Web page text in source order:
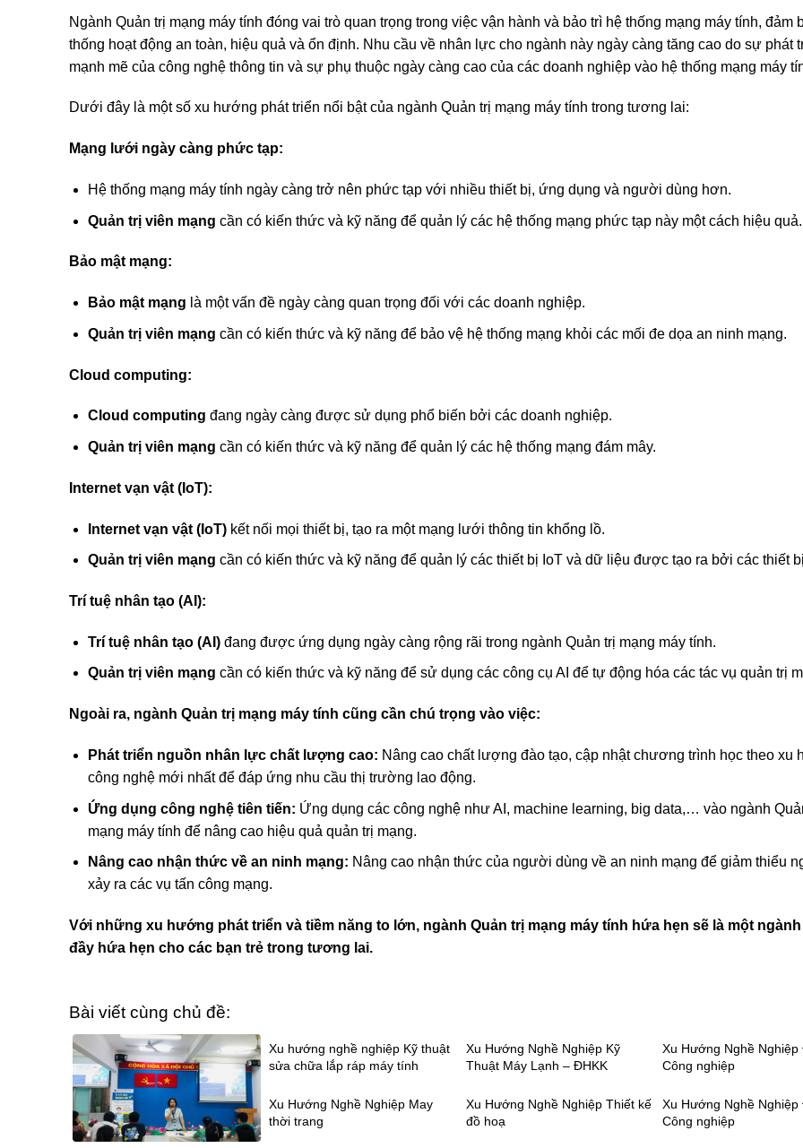
Ngành Quản trị mạng máy tính đóng vai trò quan trọng trong việc vận hành và bảo trì hệ thống mạng máy tính, đảm
thống hoạt động an toàn, hiệu quả và ổn định. Nhu cầu về nhân lực cho ngành này ngày càng tăng cao do sự phát
mạnh mẽ của công nghệ thông tin và sự phụ thuộc ngày càng cao của các doanh nghiệp vào hệ thống mạng máy
Dưới đây là một số xu hướng phát triển nổi bật của ngành Quản trị mạng máy tính trong tương lai:
Mạng lưới ngày càng phức tạp:
Hệ thống mạng máy tính ngày càng trở nên phức tạp với nhiều thiết bị, ứng dụng và người dùng hơn.
Quản trị viên mạng cần có kiến thức và kỹ năng để quản lý các hệ thống mạng phức tạp này một cách hiệu quả.
Bảo mật mạng:
Bảo mật mạng là một vấn đề ngày càng quan trọng đối với các doanh nghiệp.
Quản trị viên mạng cần có kiến thức và kỹ năng để bảo vệ hệ thống mạng khỏi các mối đe dọa an ninh mạng.
Cloud computing:
Cloud computing đang ngày càng được sử dụng phổ biến bởi các doanh nghiệp.
Quản trị viên mạng cần có kiến thức và kỹ năng để quản lý các hệ thống mạng đám mây.
Internet vạn vật (IoT):
Internet vạn vật (IoT)kết nối mọi thiết bị, tạo ra một mạng lưới thông tin khổng lồ.
Quản trị viên mạng cần có kiến thức và kỹ năng để quản lý các thiết bị IoT và dữ liệu được tạo ra bởi các thiết
Trí tuệ nhân tạo (AI):
Trí tuệ nhân tạo (AI)đang được ứng dụng ngày càng rộng rãi trong ngành Quản trị mạng máy tính.
Quản trị viên mạng cần có kiến thức và kỹ năng để sử dụng các công cụ AI để tự động hóa các tác vụ quản trị
Ngoài ra, ngành Quản trị mạng máy tính cũng cần chú trọng vào việc:
Phát triển nguồn nhân lực chất lượng cao: Nâng cao chất lượng đào tạo, cập nhật chương trình học theo xu
công nghệ mới nhất để đáp ứng nhu cầu thị trường lao động.
Ứng dụng công nghệ tiên tiến: Ứng dụng các công nghệ như AI, machine learning, big data,… vào ngành
mạng máy tính để nâng cao hiệu quả quản trị mạng.
Nâng cao nhận thức về an ninh mạng: Nâng cao nhận thức của người dùng về an ninh mạng để giảm thiểu
xảy ra các vụ tấn công mạng.
Với những xu hướng phát triển và tiềm năng to lớn, ngành Quản trị mạng máy tính hứa hẹn sẽ là một
đầy hứa hẹn cho các bạn trẻ trong tương lai.
Bài viết cùng chủ đề:
Xu hướng nghề nghiệp Kỹ thuật
sửa chữa lắp ráp máy tính
Xu Hướng Nghề Nghiệp Kỹ
Thuật Máy Lạnh – ĐHKK
Xu Hướng Nghề Nghiệp
Công nghiệp
Xu Hướng Nghề Nghiệp May
thời trang
Xu Hướng Nghề Nghiệp Thiết kế
đồ hoạ
Xu Hướng Nghề
Công nghiệp